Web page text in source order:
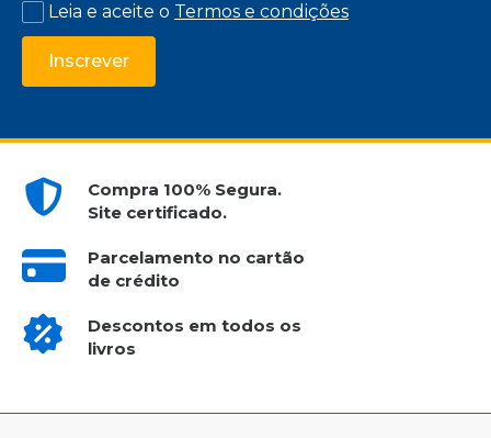
Leia e aceite o Termos e condições
Inscrever
Compra 100% Segura.
Site certificado.
Parcelamento no cartão
de crédito
Descontos em todos os
livros